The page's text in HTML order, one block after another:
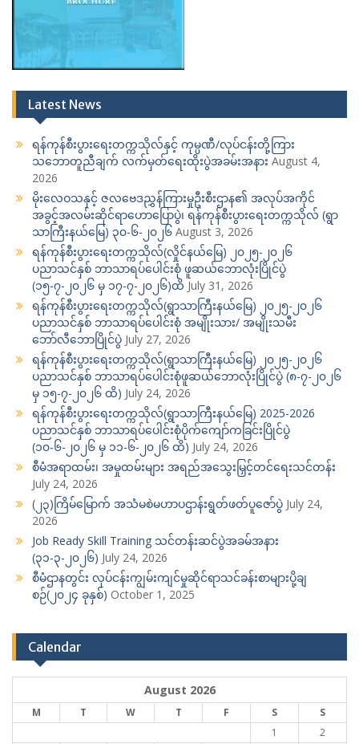
Latest News
ရန်ကုန်စီးပွားရေးတက္ကသိုလ်နှင့် ကုမ္ပဏီ/လုပ်ငန်းတို့ကြား
သဘောတူညီချက် လက်မှတ်ရေးထိုးပွဲအခမ်းအနား August 4,
2026
မိုးလေဝသနှင့် ဇလဗေဒညွှန်ကြားမှုဦးစီးဌာန၏ အလုပ်အကိုင်
အခွင့်အလမ်းဆိုင်ရာဟောပြောပွဲ၊ ရန်ကုန်စီးပွားရေးတက္ကသိုလ် (ရွာ
သာကြီးနယ်မြေ) ၃၀-၆-၂၀၂၆ August 3, 2026
ရန်ကုန်စီးပွားရေးတက္ကသိုလ်(လှိုင်နယ်မြေ) ၂၀၂၅-၂၀၂၆
ပညာသင်နှစ် ဘာသာရပ်ပေါင်းစုံ ဖူဆယ်ဘောလုံးပြိုင်ပွဲ
(၁၅-၇-၂၀၂၆ မှ ၁၇-၇-၂၀၂၆)ထိ July 31, 2026
ရန်ကုန်စီးပွားရေးတက္ကသိုလ်(ရွာသာကြီးနယ်မြေ) ၂၀၂၅-၂၀၂၆
ပညာသင်နှစ် ဘာသာရပ်ပေါင်းစုံ အမျိုးသား/ အမျိုးသမီး
ဘော်လီဘောပြိုင်ပွဲ July 27, 2026
ရန်ကုန်စီးပွားရေးတက္ကသိုလ်(ရွာသာကြီးနယ်မြေ) ၂၀၂၅-၂၀၂၆
ပညာသင်နှစ် ဘာသာရပ်ပေါင်းစုံဖူဆယ်ဘောလုံးပြိုင်ပွဲ (၈-၇-၂၀၂၆
မှ ၁၅-၇-၂၀၂၆ ထိ) July 24, 2026
ရန်ကုန်စီးပွားရေးတက္ကသိုလ်(ရွာသာကြီးနယ်မြေ) 2025-2026
ပညာသင်နှစ် ဘာသာရပ်ပေါင်းစုံပိုက်ကျော်ကခြင်းပြိုင်ပွဲ
(၁၀-၆-၂၀၂၆ မှ ၁၁-၆-၂၀၂၆ ထိ) July 24, 2026
စီမံအရာထမ်း၊ အမှုထမ်းများ အရည်အသွေးမြှင့်တင်ရေးသင်တန်း
July 24, 2026
(၂၃)ကြိမ်မြောက် အသံမစဲမဟာပဌာန်းရွတ်ဖတ်ပူဇော်ပွဲ July 24,
2026
Job Ready Skill Training သင်တန်းဆင်ပွဲအခမ်အနား
(၃၁-၃-၂၀၂၆) July 24, 2026
စီမံဌာနတွင်း လုပ်ငန်းကျွမ်းကျင်မှုဆိုင်ရာသင်ခန်းစာများပို့ချ
စဉ်(၂၀၂၄ ခုနှစ်) October 1, 2025
Calendar
August 2026
M T W T F S
S
1
2